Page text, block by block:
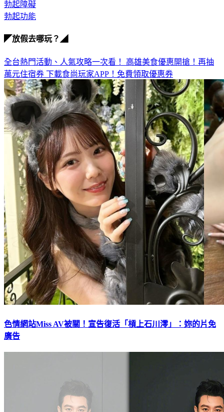
勃起障礙
勃起功能
◤放假去哪玩？◢
全台熱門活動、人氣攻略一次看！ 高雄美食優惠開搶！再抽
萬元住宿券 下載食尚玩家APP！免費領取優惠券
色情網站Miss AV被關！宣告復活「槓上石川澪」：妳的片免
廣告